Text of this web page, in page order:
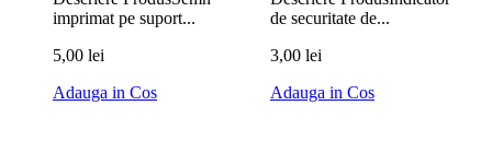
imprimat pe suport...
5,00 lei
Adauga in Cos
de securitate de...
3,00 lei
Adauga in Cos